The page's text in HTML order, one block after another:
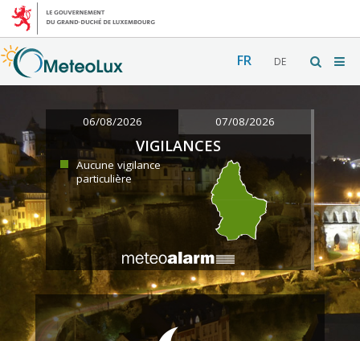
FR DE
06/08/2026 07/08/2026
VIGILANCES
Aucune vigilance
particulière